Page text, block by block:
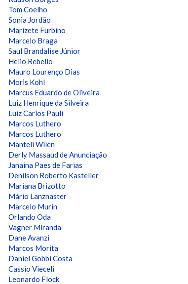
Tom Coelho
Sonia Jordão
Marizete Furbino
Marcelo Braga
Saul Brandalise Júnior
Helio Rebello
Mauro Lourenço Dias
Moris Kohl
Marcus Eduardo de Oliveira
Luiz Henrique da Silveira
Luiz Carlos Pauli
Marcos Luthero
Marcos Luthero
Manteli Wilen
Derly Massaud de Anunciação
Janaina Paes de Farias
Denilson Roberto Kasteller
Mariana Brizotto
Mário Lanznaster
Marcelo Murin
Orlando Oda
Vagner Miranda
Dane Avanzi
Marcos Morita
Daniel Gobbi Costa
Cassio Vieceli
Leonardo Flock